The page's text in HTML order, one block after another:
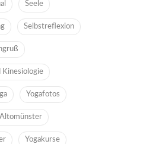
Seele
Selbstreflexion
Kinesiologie
Yogafotos
Yogakurse